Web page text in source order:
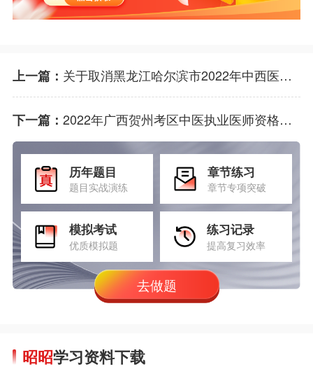
上一篇： 关于取消黑龙江哈尔滨市2022年中西医助理医师资格考试医学综合考试一试延考的公告
下一篇： 2022年广西贺州考区中医执业医师资格考试医学综合“一年两试”第二试考试须知
历年题目
题目实战演练
章节练习
章节专项突破
模拟考试
优质模拟题
练习记录
提高复习效率
去做题
昭昭学习资料下载